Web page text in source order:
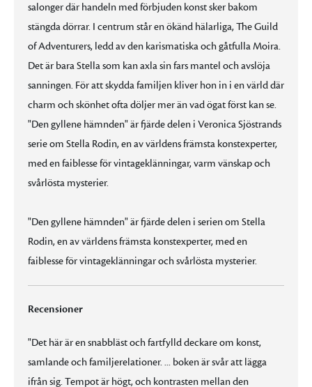
salonger där handeln med förbjuden konst sker bakom
stängda dörrar. I centrum står en ökänd hälarliga, The Guild
of Adventurers, ledd av den karismatiska och gåtfulla Moira.
Det är bara Stella som kan axla sin fars mantel och avslöja
sanningen. För att skydda familjen kliver hon in i en värld där
charm och skönhet ofta döljer mer än vad ögat först kan se.
"Den gyllene hämnden" är fjärde delen i Veronica Sjöstrands
serie om Stella Rodin, en av världens främsta konstexperter,
med en faiblesse för vintageklänningar, varm vänskap och
svårlösta mysterier.
"Den gyllene hämnden" är fjärde delen i serien om Stella
Rodin, en av världens främsta konstexperter, med en
faiblesse för vintageklänningar och svårlösta mysterier.
Recensioner
"Det här är en snabbläst och fartfylld deckare om konst,
samlande och familjerelationer. ... boken är svår att lägga
ifrån sig. Tempot är högt, och kontrasten mellan den